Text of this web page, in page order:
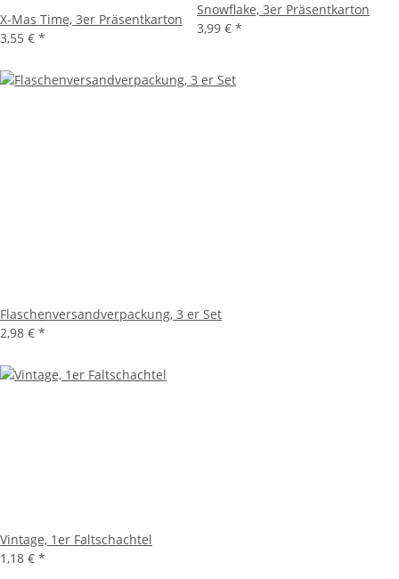
X-Mas Time, 3er Präsentkarton
3,55 € *
Snowflake, 3er Präsentkarton
3,99 € *
Flaschenversandverpackung, 3 er Set
2,98 € *
Vintage, 1er Faltschachtel
1,18 € *